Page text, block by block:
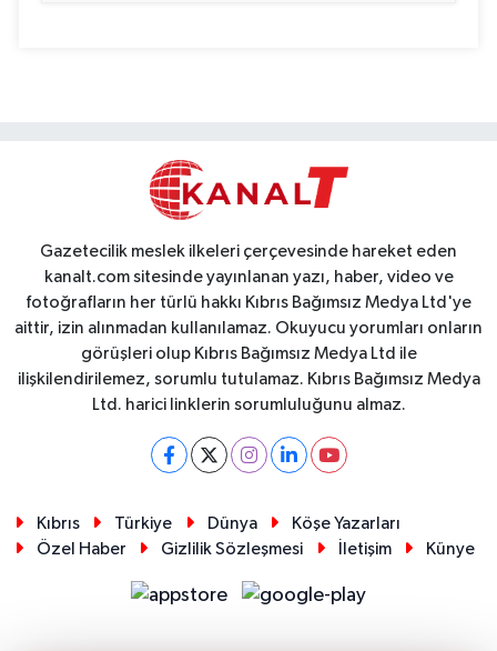
Gazetecilik meslek ilkeleri çerçevesinde hareket eden
kanalt.com sitesinde yayınlanan yazı, haber, video ve
fotoğrafların her türlü hakkı Kıbrıs Bağımsız Medya Ltd'ye
aittir, izin alınmadan kullanılamaz. Okuyucu yorumları onların
görüşleri olup Kıbrıs Bağımsız Medya Ltd ile
ilişkilendirilemez, sorumlu tutulamaz. Kıbrıs Bağımsız Medya
Ltd. harici linklerin sorumluluğunu almaz.
Kıbrıs Türkiye Dünya
Köşe Yazarları
Özel Haber
Gizlilik Sözleşmesi İletişim Künye